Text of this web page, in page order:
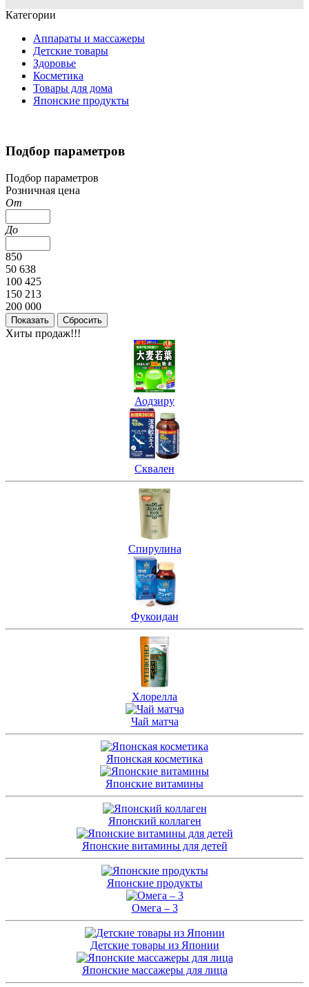
Категории
Аппараты и массажеры
Детские товары
Здоровье
Косметика
Товары для дома
Японские продукты
Подбор параметров
Подбор параметров
Розничная цена
От
До
850
50 638
100 425
150 213
200 000
Хиты продаж!!!
Аодзиру
Сквален
Спирулина
Фукоидан
Хлорелла
Чай матча
Японская косметика
Японские витамины
Японский коллаген
Японские витамины для детей
Японские продукты
Омега – 3
Детские товары из Японии
Японские массажеры для лица